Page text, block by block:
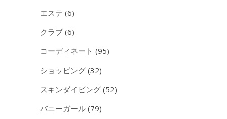
エステ (6)
クラブ (6)
コーディネート (95)
ショッピング (32)
スキンダイビング (52)
バニーガール (79)